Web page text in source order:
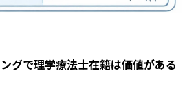
グで理学療法士在籍は価値がある